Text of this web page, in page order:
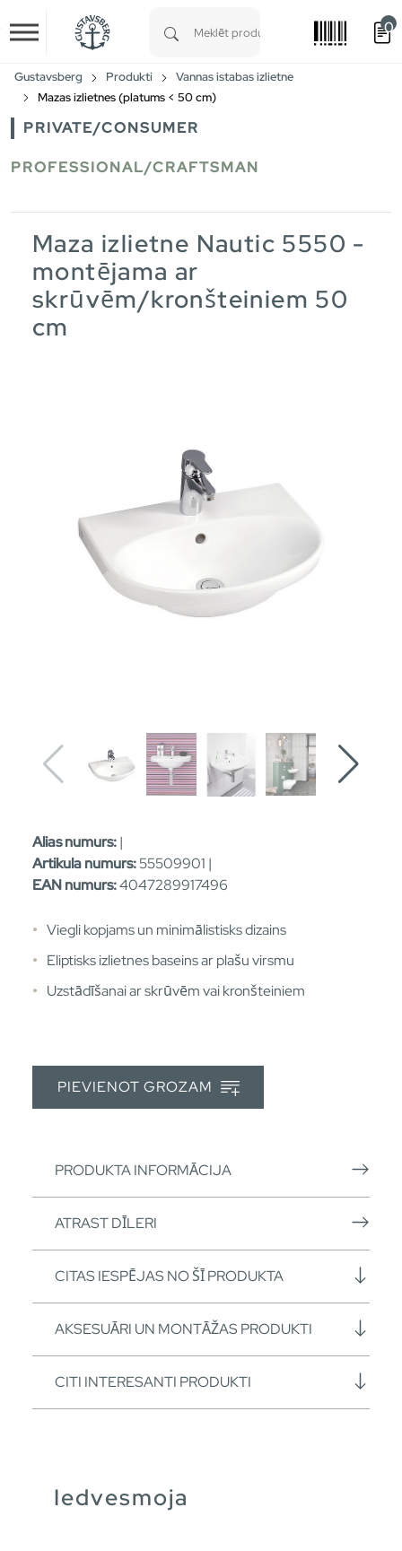
Skip to main content
0
Gustavsberg Produkti
Vannas istabas izlietne
Mazas izlietnes (platums < 50 cm)
PRIVATE/CONSUMER
PROFESSIONAL/CRAFTSMAN
Maza izlietne Nautic 5550 -
montējama ar
skrūvēm/kronšteiniem 50
cm
Alias numurs:|
Artikula numurs:55509901 |
EAN numurs:4047289917496
Viegli kopjams un minimālistisks dizains
Eliptisks izlietnes baseins ar plašu virsmu
Uzstādīšanai ar skrūvēm vai kronšteiniem
PIEVIENOT GROZAM
PRODUKTA INFORMĀCIJA
ATRAST DĪLERI
CITAS IESPĒJAS NO ŠĪ PRODUKTA
AKSESUĀRI UN MONTĀŽAS PRODUKTI
CITI INTERESANTI PRODUKTI
Iedvesmoja